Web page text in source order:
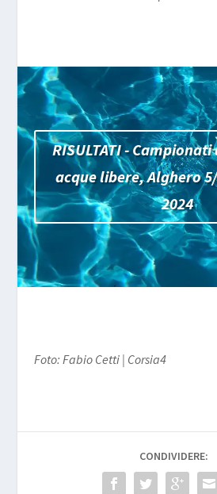
RISULTATI -
acque libere, Alghero
2024
Foto: Fabio Cetti | Corsia4
CONDIVIDERE: